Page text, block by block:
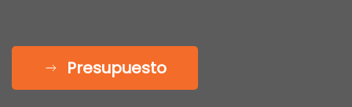
Presupuesto